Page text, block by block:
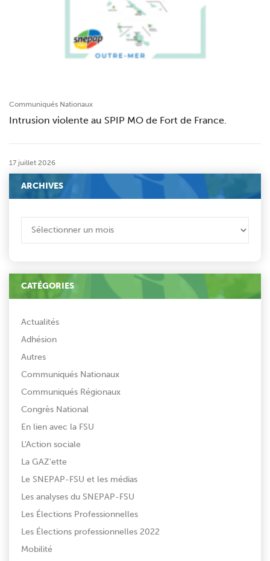
Communiqués Nationaux
Intrusion violente au SPIP MO de Fort de France.
17 juillet 2026
ARCHIVES
CATÉGORIES
Actualités
Adhésion
Autres
Communiqués Nationaux
Communiqués Régionaux
Congrès National
En lien avec la FSU
L'Action sociale
La GAZ'ette
Le SNEPAP-FSU et les médias
Les analyses du SNEPAP-FSU
Les Élections Professionnelles
Les Élections professionnelles 2022
Mobilité